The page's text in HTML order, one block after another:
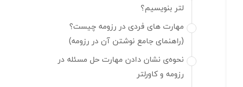
لتر بنویسیم؟
مهارت های فردی در رزومه چیست؟
(راهنمای جامع نوشتن آن در رزومه)
نحوه‌ی نشان دادن مهارت حل مسئله در
رزومه و کاورلتر